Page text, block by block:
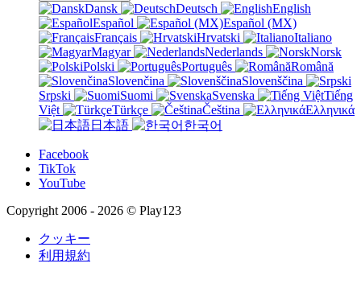
Dansk Deutsch
English
Español
Español (MX)
Français
Hrvatski
Italiano
Magyar
Nederlands
Norsk
Polski
Português
Română
Slovenčina
Slovenščina
Srpski
Suomi Svenska
Tiếng
Việt
Türkçe Čeština
Ελληνικά
日本語
한국어
Facebook
TikTok
YouTube
Copyright 2006 - 2026 © Play123
クッキー
利用規約